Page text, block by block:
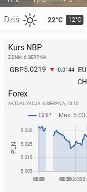
Oto naj­krót­sze i
Dziś 22°C 12°C
Kurs NBP
Z DNIA: 6 SIERPNIA
GBP5.0219 -0.0144
Forex
AKTUALIZACJA: 6 SIERPNIA, 23:10